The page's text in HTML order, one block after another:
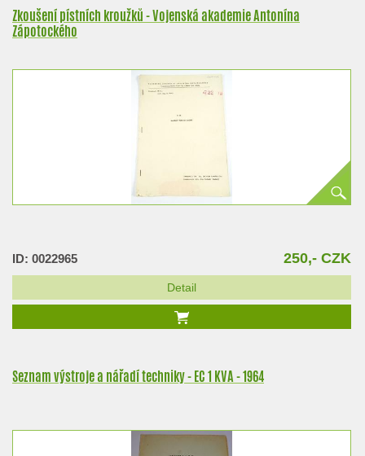
Zkoušení pístních kroužků - Vojenská akademie Antonína
Zápotockého
ID: 0022965 250,- CZK
Detail
Seznam výstroje a nářadí techniky - EC 1 KVA - 1964